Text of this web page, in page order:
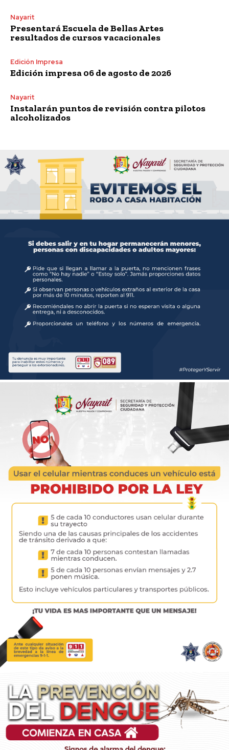
Nayarit
Presentará Escuela de Bellas Artes
resultados de cursos vacacionales
Edición Impresa
Edición impresa 06 de agosto de 2026
Nayarit
Instalarán puntos de revisión contra pilotos
alcoholizados